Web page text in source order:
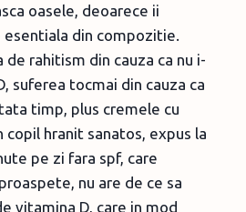
oasele, deoarece ii
din compozitie.
rahitism din cauza ca nu i-
suferea tocmai din cauza ca
timp, plus cremele cu
copil hranit sanatos, expus la
pe zi fara spf, care
nu are de ce sa
vitamina D, care in mod